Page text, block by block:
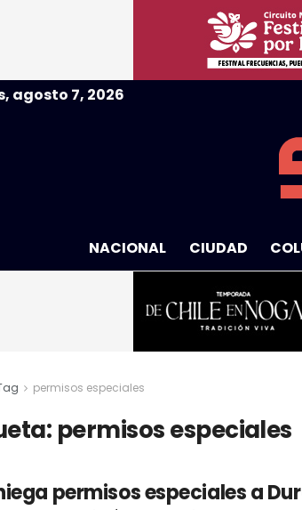
agosto 7, 2026
NACIONAL CIUDAD
permisos especiales
permisos especiales
permisos especiales a